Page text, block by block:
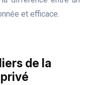
et efficace.
de la